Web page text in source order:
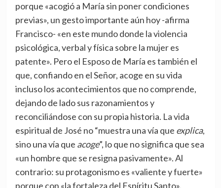
porque «acogió a María sin poner condiciones
previas», un gesto importante aún hoy -afirma
Francisco- «en este mundo donde la violencia
psicológica, verbal y física sobre la mujer es
patente». Pero el Esposo de María es también el
que, confiando en el Señor, acoge en su vida
incluso los acontecimientos que no comprende,
dejando de lado sus razonamientos y
reconciliándose con su propia historia. La vida
espiritual de José no “muestra una vía que explica,
sino una vía que acoge”, lo que no significa que sea
«un hombre que se resigna pasivamente». Al
contrario: su protagonismo es «valiente y fuerte»
porque con «la fortaleza del Espíritu Santo»,